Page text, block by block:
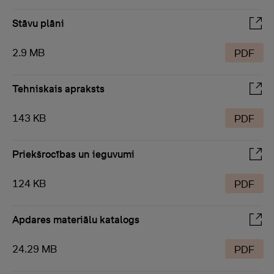
Stāvu plāni
2.9 MB PDF
Tehniskais apraksts
143 KB PDF
Priekšrocības un ieguvumi
124 KB PDF
Apdares materiālu katalogs
24.29 MB PDF